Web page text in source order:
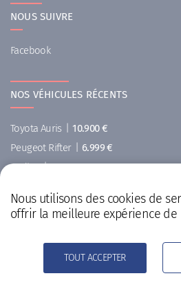
NOUS SUIVRE
Facebook
NOS VÉHICULES RÉCENTS
Toyota Auris
10.900 €
Peugeot Rifter
6.999 €
Audi A1 | 10.900 €
Citroën C4 | 500 €
6.999 €
Nous utilisons des cookies de
offrir la meilleure expérience de
TOUT ACCEPTER